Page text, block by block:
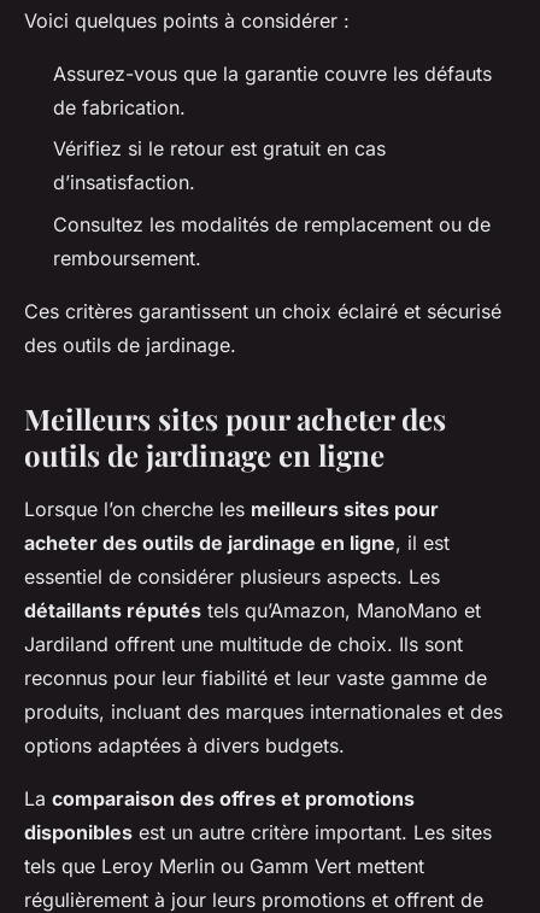
Voici quelques points à considérer :
Assurez-vous que la garantie couvre les défauts
de fabrication.
Vérifiez si le retour est gratuit en cas
d’insatisfaction.
Consultez les modalités de remplacement ou de
remboursement.
Ces critères garantissent un choix éclairé et sécurisé
des outils de jardinage.
Meilleurs sites pour acheter des
outils de jardinage en ligne
Lorsque l’on cherche les meilleurs sites pour
acheter des outils de jardinage en ligne, il est
essentiel de considérer plusieurs aspects. Les
détaillants réputés tels qu’Amazon, ManoMano et
Jardiland offrent une multitude de choix. Ils sont
reconnus pour leur fiabilité et leur vaste gamme de
produits, incluant des marques internationales et des
options adaptées à divers budgets.
La comparaison des offres et promotions
disponibles est un autre critère important. Les sites
tels que Leroy Merlin ou Gamm Vert mettent
régulièrement à jour leurs promotions et offrent de